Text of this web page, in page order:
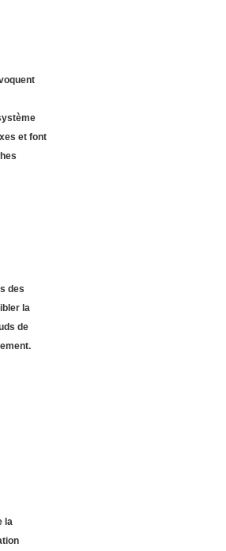
et font
des
la
de
la